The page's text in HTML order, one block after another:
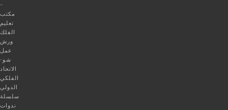
–
مكتب
تعليم
الفلك
ورش
عمل
شو-
الاتحاد
الفلكي
الدولي
سلسلة
ندوات